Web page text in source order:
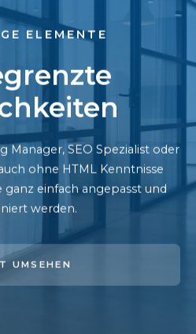
ELEMENTE
Manager, SEO Spezialist oder
ohne HTML Kenntnisse
einfach angepasst und
werden.
UMSEHEN